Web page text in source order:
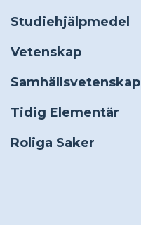
Studiehjälpmedel
Vetenskap
Samhällsvetenskap
Tidig Elementär
Roliga Saker